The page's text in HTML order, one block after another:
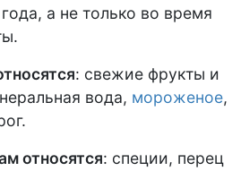
а не только во время
: свежие фрукты и
вода, мороженое,
относятся: специи, перец